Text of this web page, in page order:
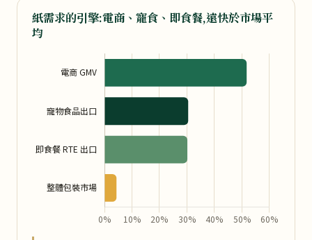
紙需求的引擎:電商、寵食、即食餐,遠快於市場平
均